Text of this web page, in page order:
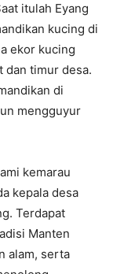
itulah Eyang
kucing di
ekor kucing
dan timur desa.
di
mengguyur
kemarau
kepala desa
Terdapat
Manten
alam, serta